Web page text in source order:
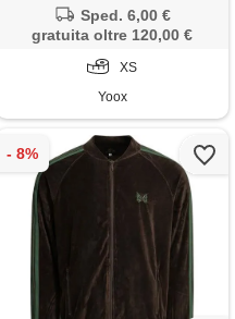
Sped. 6,00 €
gratuita oltre 120,00 €
XS
Yoox